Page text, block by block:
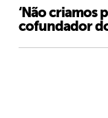
‘Não criamos
cofundador